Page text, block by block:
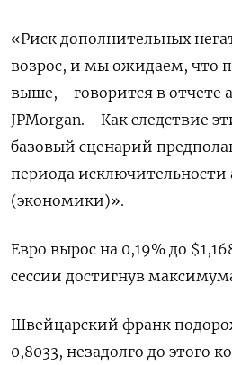
«Риск дополнительных
возрос, и мы ожидаем, что
выше, - говорится в отчете
JPMorgan. - Как следствие
базовый сценарий
периода исключительности
(экономики)».
Евро вырос на 0,19% до
сессии достигнув
Швейцарский франк
0,8033​, незадолго до этого